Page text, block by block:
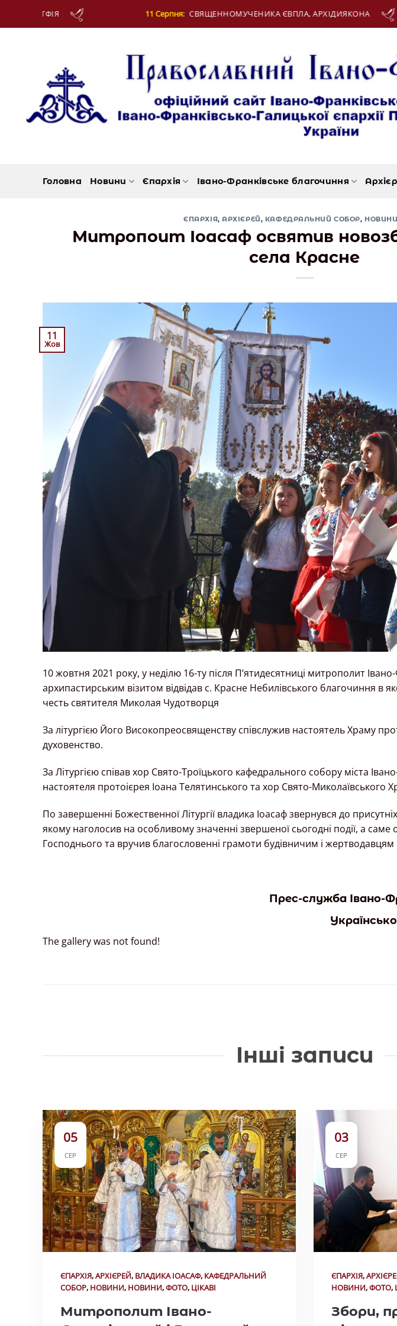
11 Серпня: СВЯЩЕННОМУЧЕНИКА ЄВПЛА, АРХІДИЯКОНА 12
Головна Новини Єпархія Івано-Франківське благочиння
ЄПАРХІЯ, АРХІЄРЕЙ, КАФЕДРАЛЬНИЙ СОБОР,
Митропоит Іоасаф освятив
села Красне
11
Жов
10 жовтня 2021 року, у неділю 16-ту після П’ятидесятниці митрополит
архипастирським візитом відвідав с. Красне Небилівського благочиння в
честь святителя Миколая Чудотворця
За літургією Його Високопреосвященству співслужив настоятель Храму
духовенство.
За Літургією співав хор Свято-Троїцького кафедрального собору міста
настоятеля протоієрея Іоана Телятинського та хор Свято-Миколаївського
По завершенні Божественної Літургії владика Іоасаф звернувся до
якому наголосив на особливому значенні звершеної сьогодні події, а саме
Господнього та вручив благословенні грамоти будівничим і жертводавцям
Прес-служба Івано-
The gallery was not found!
Інші записи
05
СЕР
ЄПАРХІЯ,АРХІЄРЕЙ, ВЛАДИКА ІОАСАФ, КАФЕДРАЛЬНИЙ
СОБОР, НОВИНИ, НОВИНИ,ФОТО, ЦІКАВІ
Митрополит Івано-
03
СЕР
ЄПАРХІЯ,
НОВИНИ,ФОТО,
Збори,